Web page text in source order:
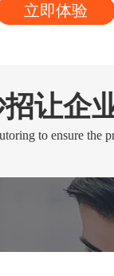
立即体验
让企
to ensure the